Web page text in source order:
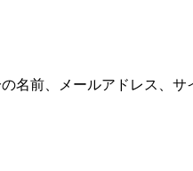
名前、メールアドレス、サ